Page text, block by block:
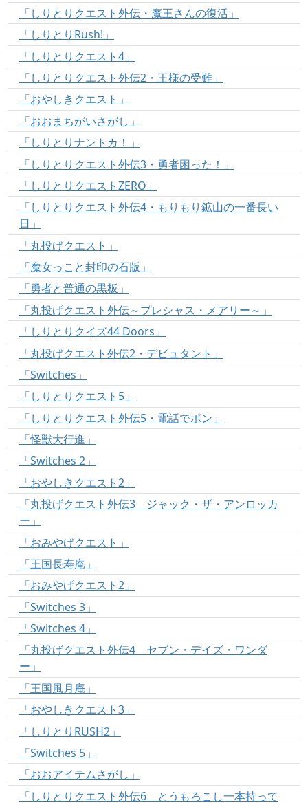
「しりとりクエスト外伝・魔王さんの復活」
「しりとりRush!」
「しりとりクエスト4」
「しりとりクエスト外伝2・王様の受難」
「おやしきクエスト」
「おおまちがいさがし」
「しりとりナントカ！」
「しりとりクエスト外伝3・勇者困った！」
「しりとりクエストZERO」
「しりとりクエスト外伝4・もりもり鉱山の一番長い
日」
「丸投げクエスト」
「魔女っこと封印の石版」
「勇者と普通の黒板」
「丸投げクエスト外伝～プレシャス・メアリー～」
「しりとりクイズ44 Doors」
「丸投げクエスト外伝2・デビュタント」
「Switches」
「しりとりクエスト5」
「しりとりクエスト外伝5・電話でポン」
「怪獣大行進」
「Switches 2」
「おやしきクエスト2」
「丸投げクエスト外伝3 ジャック・ザ・アンロッカ
ー」
「おみやげクエスト」
「王国長寿庵」
「おみやげクエスト2」
「Switches 3」
「Switches 4」
「丸投げクエスト外伝4 セブン・デイズ・ワンダ
ー」
「王国風月庵」
「おやしきクエスト3」
「しりとりRUSH2」
「Switches 5」
「おおアイテムさがし」
「しりとりクエスト外伝6 とうもろこし一本持って